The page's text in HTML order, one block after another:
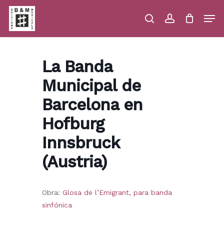
Skip
main
content
searchaccount
Close
La Banda
Municipal de
Barcelona en
Hofburg
Innsbruck
(Austria)
Obra: Glosa de l’Emigrant, para banda
sinfónica
Menu